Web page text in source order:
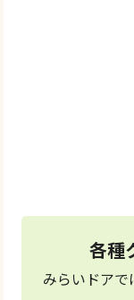
各種
みらいドア